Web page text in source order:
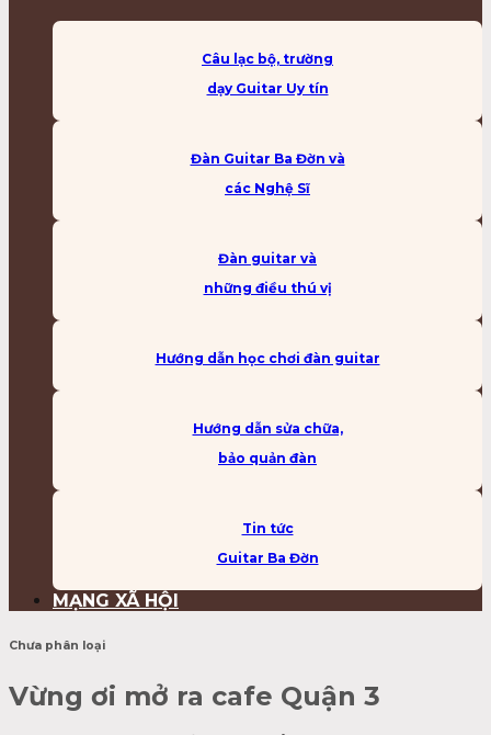
Câu lạc bộ, trường
dạy Guitar Uy tín
Đàn Guitar Ba Đờn và
các Nghệ Sĩ
Đàn guitar và
những điều thú vị
Hướng dẫn học chơi đàn guitar
Hướng dẫn sửa chữa,
bảo quản đàn
Tin tức
Guitar Ba Đờn
MẠNG XÃ HỘI
Chưa phân loại
Vừng ơi mở ra cafe Quận 3